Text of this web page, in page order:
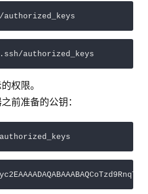
authorized_keys
权限。
前准备的公钥：